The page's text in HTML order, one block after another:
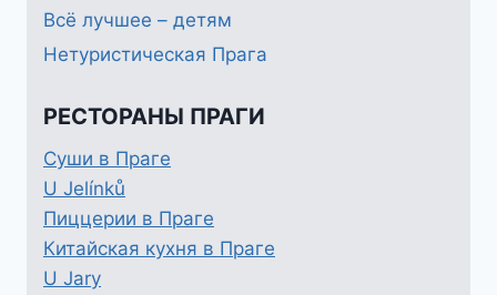
Всё лучшее – детям
Нетуристическая Прага
РЕСТОРАНЫ ПРАГИ
Суши в Праге
U Jelínků
Пиццерии в Праге
Китайская кухня в Праге
U Jary